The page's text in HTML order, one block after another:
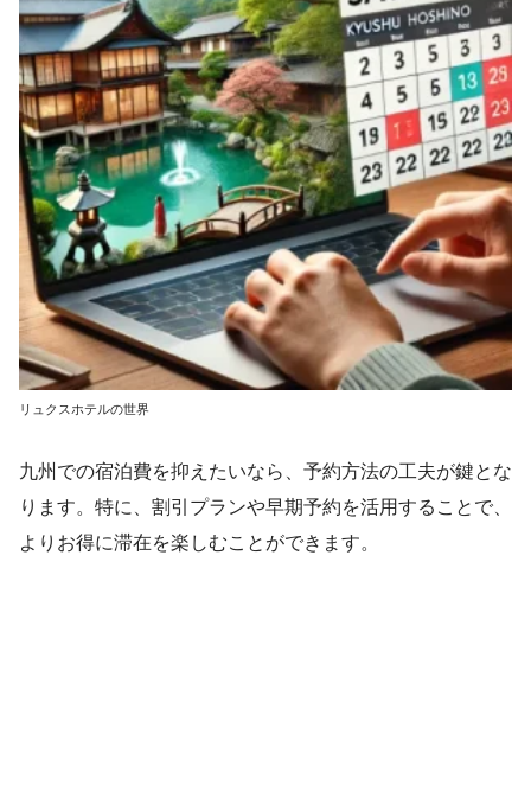
リュクスホテルの世界
九州での宿泊費を抑えたいなら、予約方法の工夫が鍵とな
ります。特に、割引プランや早期予約を活用することで、
よりお得に滞在を楽しむことができます。